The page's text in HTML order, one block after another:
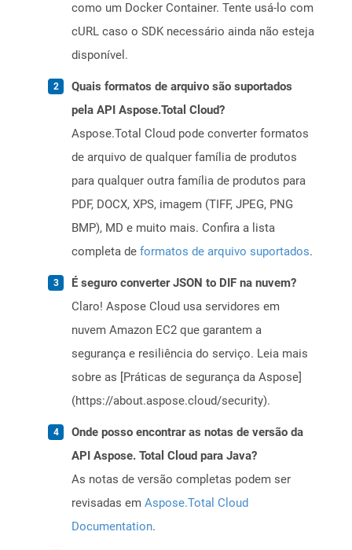
como um Docker Container. Tente usá-lo com
cURL caso o SDK necessário ainda não esteja
disponível.
Quais formatos de arquivo são suportados
pela API Aspose.Total Cloud?
Aspose.Total Cloud pode converter formatos
de arquivo de qualquer família de produtos
para qualquer outra família de produtos para
PDF, DOCX, XPS, imagem (TIFF, JPEG, PNG
BMP), MD e muito mais. Confira a lista
completa de formatos de arquivo suportados.
É seguro converter JSON to DIF na nuvem?
Claro! Aspose Cloud usa servidores em
nuvem Amazon EC2 que garantem a
segurança e resiliência do serviço. Leia mais
sobre as [Práticas de segurança da Aspose]
(https://about.aspose.cloud/security).
Onde posso encontrar as notas de versão da
API Aspose. Total Cloud para Java?
As notas de versão completas podem ser
revisadas em Aspose.Total Cloud
Documentation.